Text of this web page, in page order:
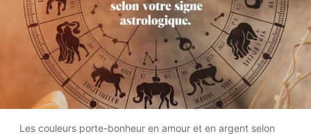
Les couleurs porte-bonheur en amour et en argent selon